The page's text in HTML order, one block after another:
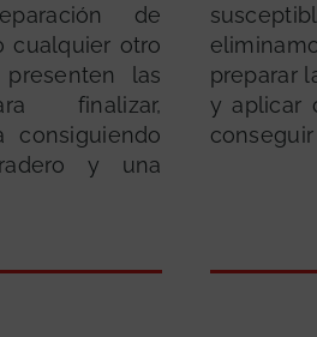
de
cualquier otro
las
finalizar,
consiguiendo
y una
preparar
y aplicar